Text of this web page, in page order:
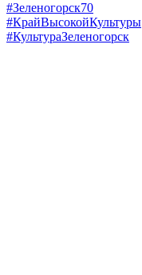
#Зеленогорск70
#КрайВысокойКультуры
#КультураЗеленогорск